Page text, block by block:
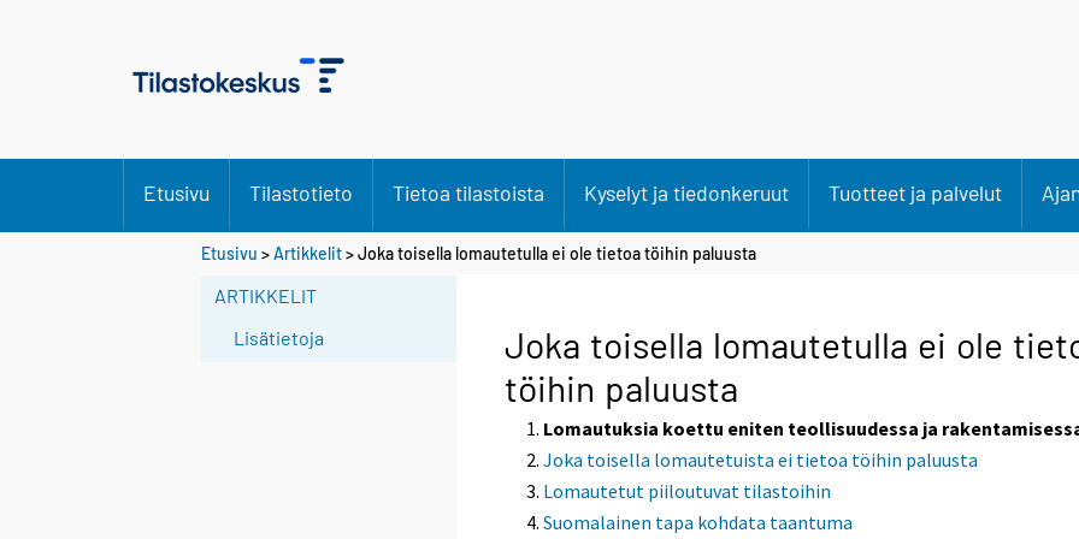
Etusivu Tilastotieto Tietoa tilastoista Kyselyt ja tiedonkeruut Tuotteet ja palvelut
Etusivu >Artikkelit> Joka toisella lomautetulla ei ole tietoa töihin paluusta
ARTIKKELIT
Lisätietoja
Joka toisella lomautetulla ei ole
töihin paluusta
Lomautuksia koettu eniten teollisuudessa ja
Joka toisella lomautetuista ei tietoa töihin paluusta
Lomautetut piiloutuvat tilastoihin
Suomalainen tapa kohdata taantuma
S